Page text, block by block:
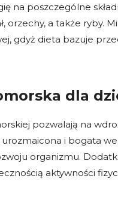
na poszczególne
orzechy, a także ryby.
gdyż dieta bazuje
dla
pozwalają na
i bogata
organizmu.
aktywności